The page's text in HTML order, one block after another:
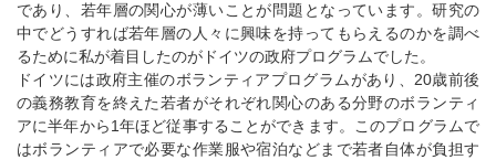
であり、若年層の関心が薄いことが問題となっています。研究の
中でどうすれば若年層の人々に興味を持ってもらえるのかを調べ
るために私が着目したのがドイツの政府プログラムでした。
ドイツには政府主催のボランティアプログラムがあり、20歳前後
の義務教育を終えた若者がそれぞれ関心のある分野のボランティ
アに半年から1年ほど従事することができます。このプログラムで
はボランティアで必要な作業服や宿泊などまで若者自体が負担す